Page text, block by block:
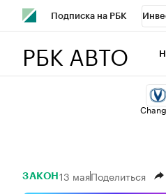
Подписка на РБК
Стиль Крипто РБК
РБК АВТО
ЗАКОН 13 маяПоделиться